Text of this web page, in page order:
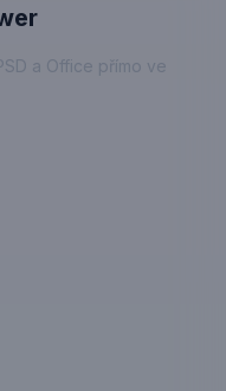
a Office přímo ve